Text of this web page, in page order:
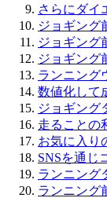
さらにダイ
ジョギング
ジョギング
ジョギング
ランニング
数値化して
ジョギング
走ることの
お気に入り
SNSを通じ
ランニング
ランニング